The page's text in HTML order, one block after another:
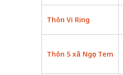
Thôn Vi Ring
Thôn 5 xã Ngọc Tem